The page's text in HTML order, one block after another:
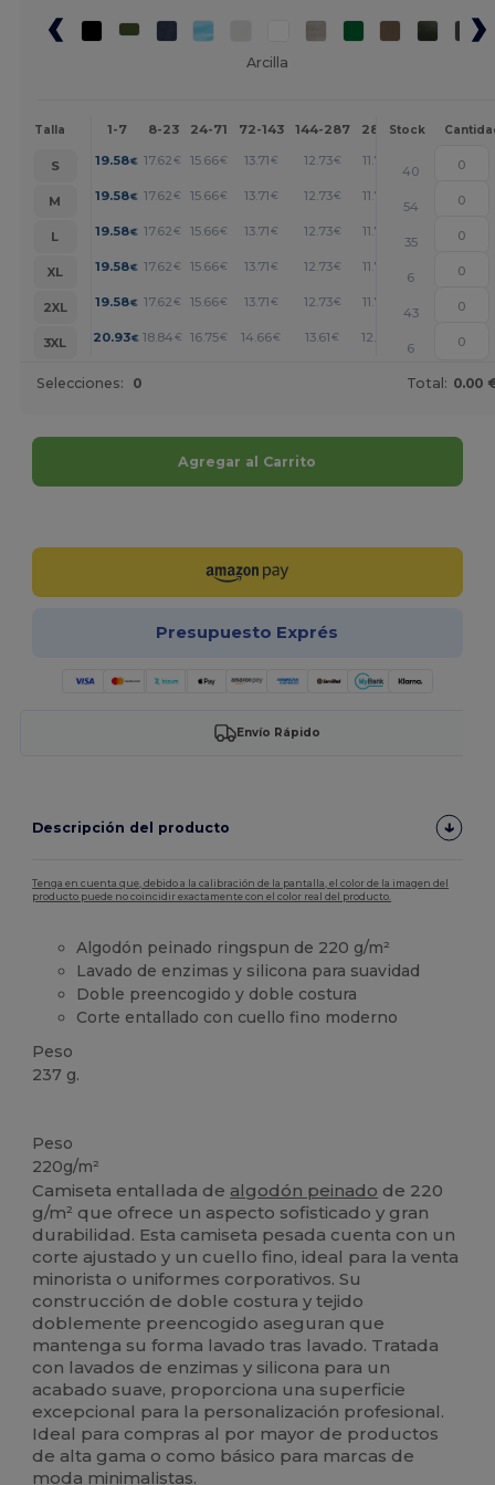
Arcilla
Talla 1-7 8-23 24-71 72-143 144-287 288 + Más
Stock
S 19.58€ 17.62 € 15.66€ 13.71€ 12.73€ 11.75 +
40
M
19.58€ 17.62 € 15.66€ 13.71€ 12.73€ 11.75
54
L
19.58€ 17.62 € 15.66€ 13.71€ 12.73€ 11.75
35
XL
19.58€ 17.62 € 15.66€ 13.71€ 12.73€ 11.75
6
2XL
19.58€ 17.62 € 15.66€ 13.71€ 12.73€ 11.75 +
43
3XL
20.93€ 18.84 € 16.75€ 14.66€ 13.61 € 12.56
6
Selecciones: 0 Total: 0.00
Agregar al Carrito
Presupuesto Exprés
Envío Rápido
Descripción del producto
Tenga en cuenta que, debido a la calibración de la pantalla, el color de la imagen del
producto puede no coincidir exactamente con el color real del producto.
Algodón peinado ringspun de 220 g/m²
Lavado de enzimas y silicona para suavidad
Doble preencogido y doble costura
Corte entallado con cuello fino moderno
Peso
237 g.
Peso
220g/m²
Camiseta entallada de algodón peinado de 220
g/m² que ofrece un aspecto sofisticado y gran
durabilidad. Esta camiseta pesada cuenta con un
corte ajustado y un cuello fino, ideal para la venta
minorista o uniformes corporativos. Su
construcción de doble costura y tejido
doblemente preencogido aseguran que
mantenga su forma lavado tras lavado. Tratada
con lavados de enzimas y silicona para un
acabado suave, proporciona una superficie
excepcional para la personalización profesional.
Ideal para compras al por mayor de productos
de alta gama o como básico para marcas de
moda minimalistas.